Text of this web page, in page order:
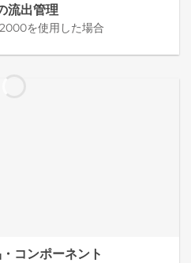
流出管理
を使用した場合
コンポーネント